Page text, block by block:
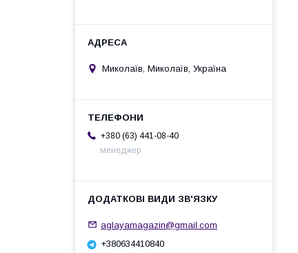
Миколаїв, Миколаїв, Україна
+380 (63) 441-08-40
менеджер
aglayamagazin@gmail.com
+380634410840